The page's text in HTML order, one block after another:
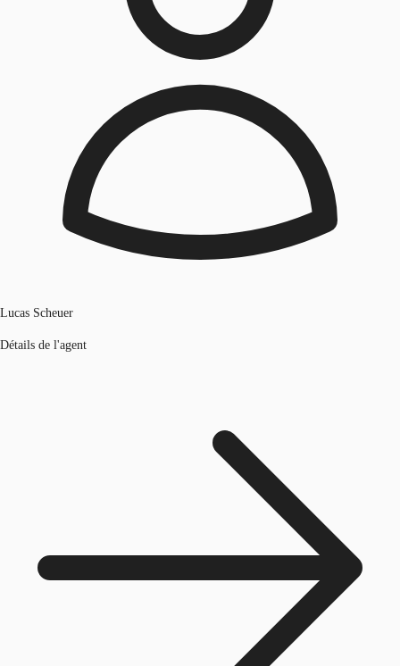
Lucas Scheuer
Détails de l'agent